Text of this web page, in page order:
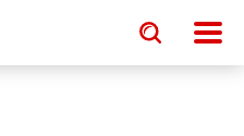
Toggle
search
input
Toggle
search
input